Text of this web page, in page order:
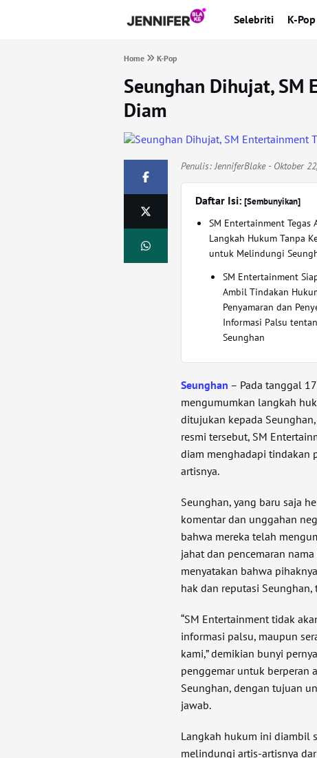
Selebriti K-Pop
Home K-Pop
Seunghan Dihujat,
Diam
Penulis:JenniferBlake- Oktober
Daftar Isi:[Sembunyikan]
SM Entertainment Tegas
Langkah Hukum Tanpa
untuk Melindungi
SM Entertainment
Ambil Tindakan
Penyamaran dan
Informasi Palsu
Seunghan
Seunghan – Pada tanggal
mengumumkan langkah
ditujukan kepada
resmi tersebut, SM
diam menghadapi tindakan
artisnya.
Seunghan, yang baru saja
komentar dan unggahan
bahwa mereka telah
jahat dan pencemaran
menyatakan bahwa
hak dan reputasi
“SM Entertainment tidak
informasi palsu, maupun
kami,” demikian bunyi
penggemar untuk berperan
Seunghan, dengan tujuan
jawab.
Langkah hukum ini diambil
melindungi artis-artisnya